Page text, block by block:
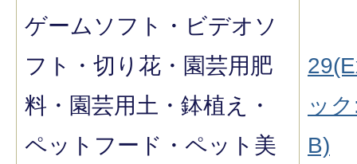
ゲームソフト・ビデオソ
フト・切り花・園芸用肥
料・園芸用土・鉢植え・
ペットフード・ペット美
ッ
B)